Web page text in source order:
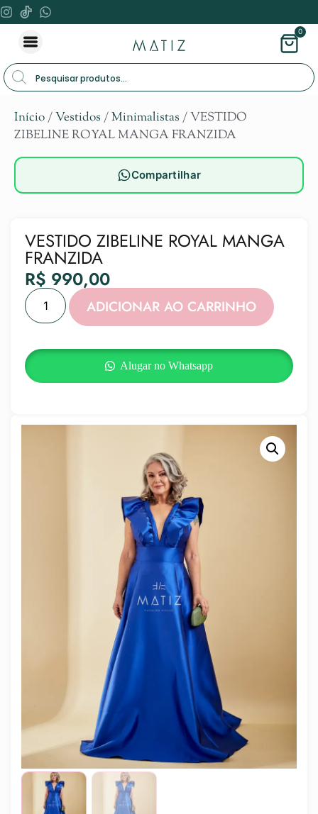
0
Início/Vestidos /Minimalistas / VESTIDO
ZIBELINE ROYAL MANGA FRANZIDA
Compartilhar
VESTIDO ZIBELINE ROYAL MANGA
FRANZIDA
R$ 990,00
ADICIONAR AO CARRINHO
Alugar no Whatsapp